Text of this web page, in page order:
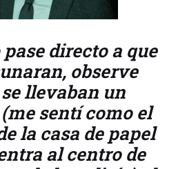
directo a que
observe
llevaban un
sentí como el
la casa de papel
al centro de